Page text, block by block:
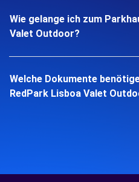
Wie gelange ich zum
Valet Outdoor?
Welche Dokumente
RedPark Lisboa Valet